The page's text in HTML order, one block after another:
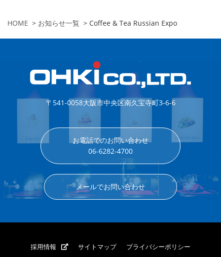
HOME > お知らせ一覧 > Coffee & Tea Russian Expo
〒541-0058大阪市中央区南久宝寺町3-6-6
お電話でのお問い合わせ
06-6282-4700
メールでお問い合わせ
採用情報 サイトマップ プライバシーポリシー